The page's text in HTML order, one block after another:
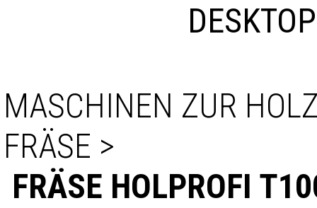
MASCHINEN ZUR
FRÄSE >
FRÄSE HOLPROFI